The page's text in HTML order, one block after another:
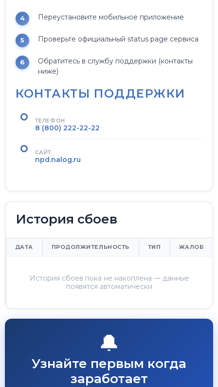
Переустановите мобильное приложение
Проверьте официальный status page сервиса
Обратитесь в службу поддержки (контакты
ниже)
КОНТАКТЫ ПОДДЕРЖКИ
ТЕЛЕФОН
8 (800) 222-22-22
САЙТ
npd.nalog.ru
История сбоев
ДАТА ПРОДОЛЖИТЕЛЬНОСТЬ ТИП ЖАЛОБ
История сбоев пока не накоплена — данные
появятся автоматически
🔔
Узнайте первым когда
заработает